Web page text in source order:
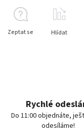
Zeptat se Hlídat
Rychlé
Do 11:00 objednáte,
odesíláme!